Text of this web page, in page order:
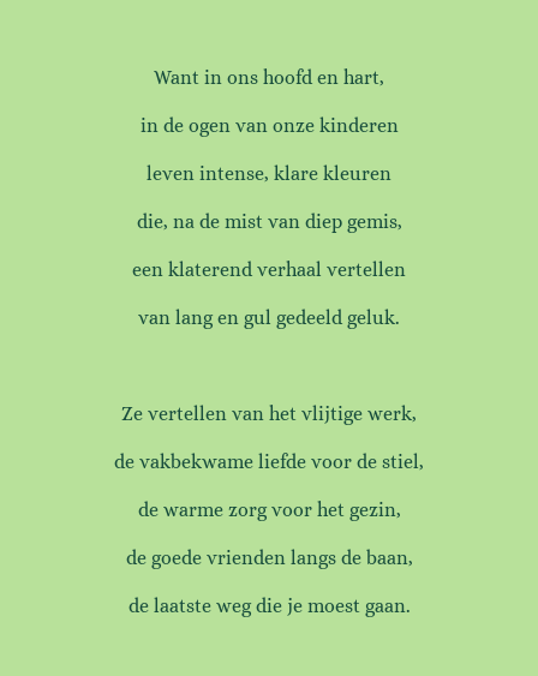
Want in ons hoofd en hart,
in de ogen van onze kinderen
leven intense, klare kleuren
die, na de mist van diep gemis,
een klaterend verhaal vertellen
van lang en gul gedeeld geluk.
Ze vertellen van het vlijtige werk,
de vakbekwame liefde voor de stiel,
de warme zorg voor het gezin,
de goede vrienden langs de baan,
de laatste weg die je moest gaan.